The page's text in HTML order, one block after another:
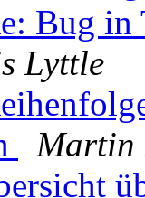
Bug
Lyttle
Martin